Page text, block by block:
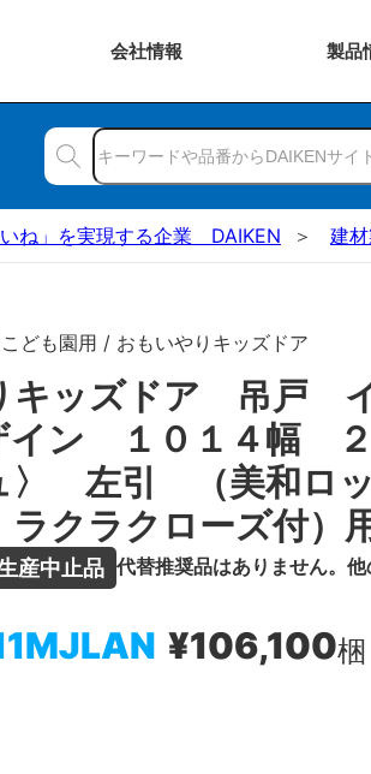
会社情報 製品
いね」を実現する企業 DAIKEN 建
ども園用 / おもいやりキッズドア
キッズドア 吊戸
ン １０１４幅
〉 左引 （美和ロ
クラクローズ付）
産中止品 代替推奨品はありません。他
¥106,100梱